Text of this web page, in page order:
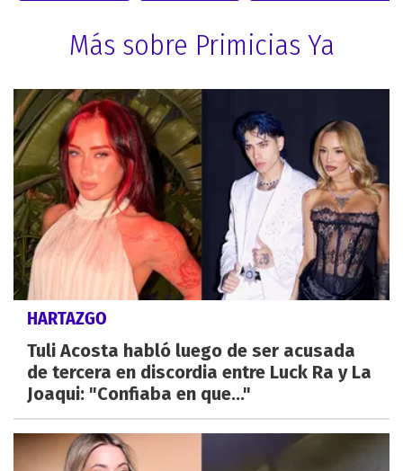
Más sobre Primicias Ya
HARTAZGO
Tuli Acosta habló luego de ser acusada
de tercera en discordia entre Luck Ra y La
Joaqui: "Confiaba en que..."